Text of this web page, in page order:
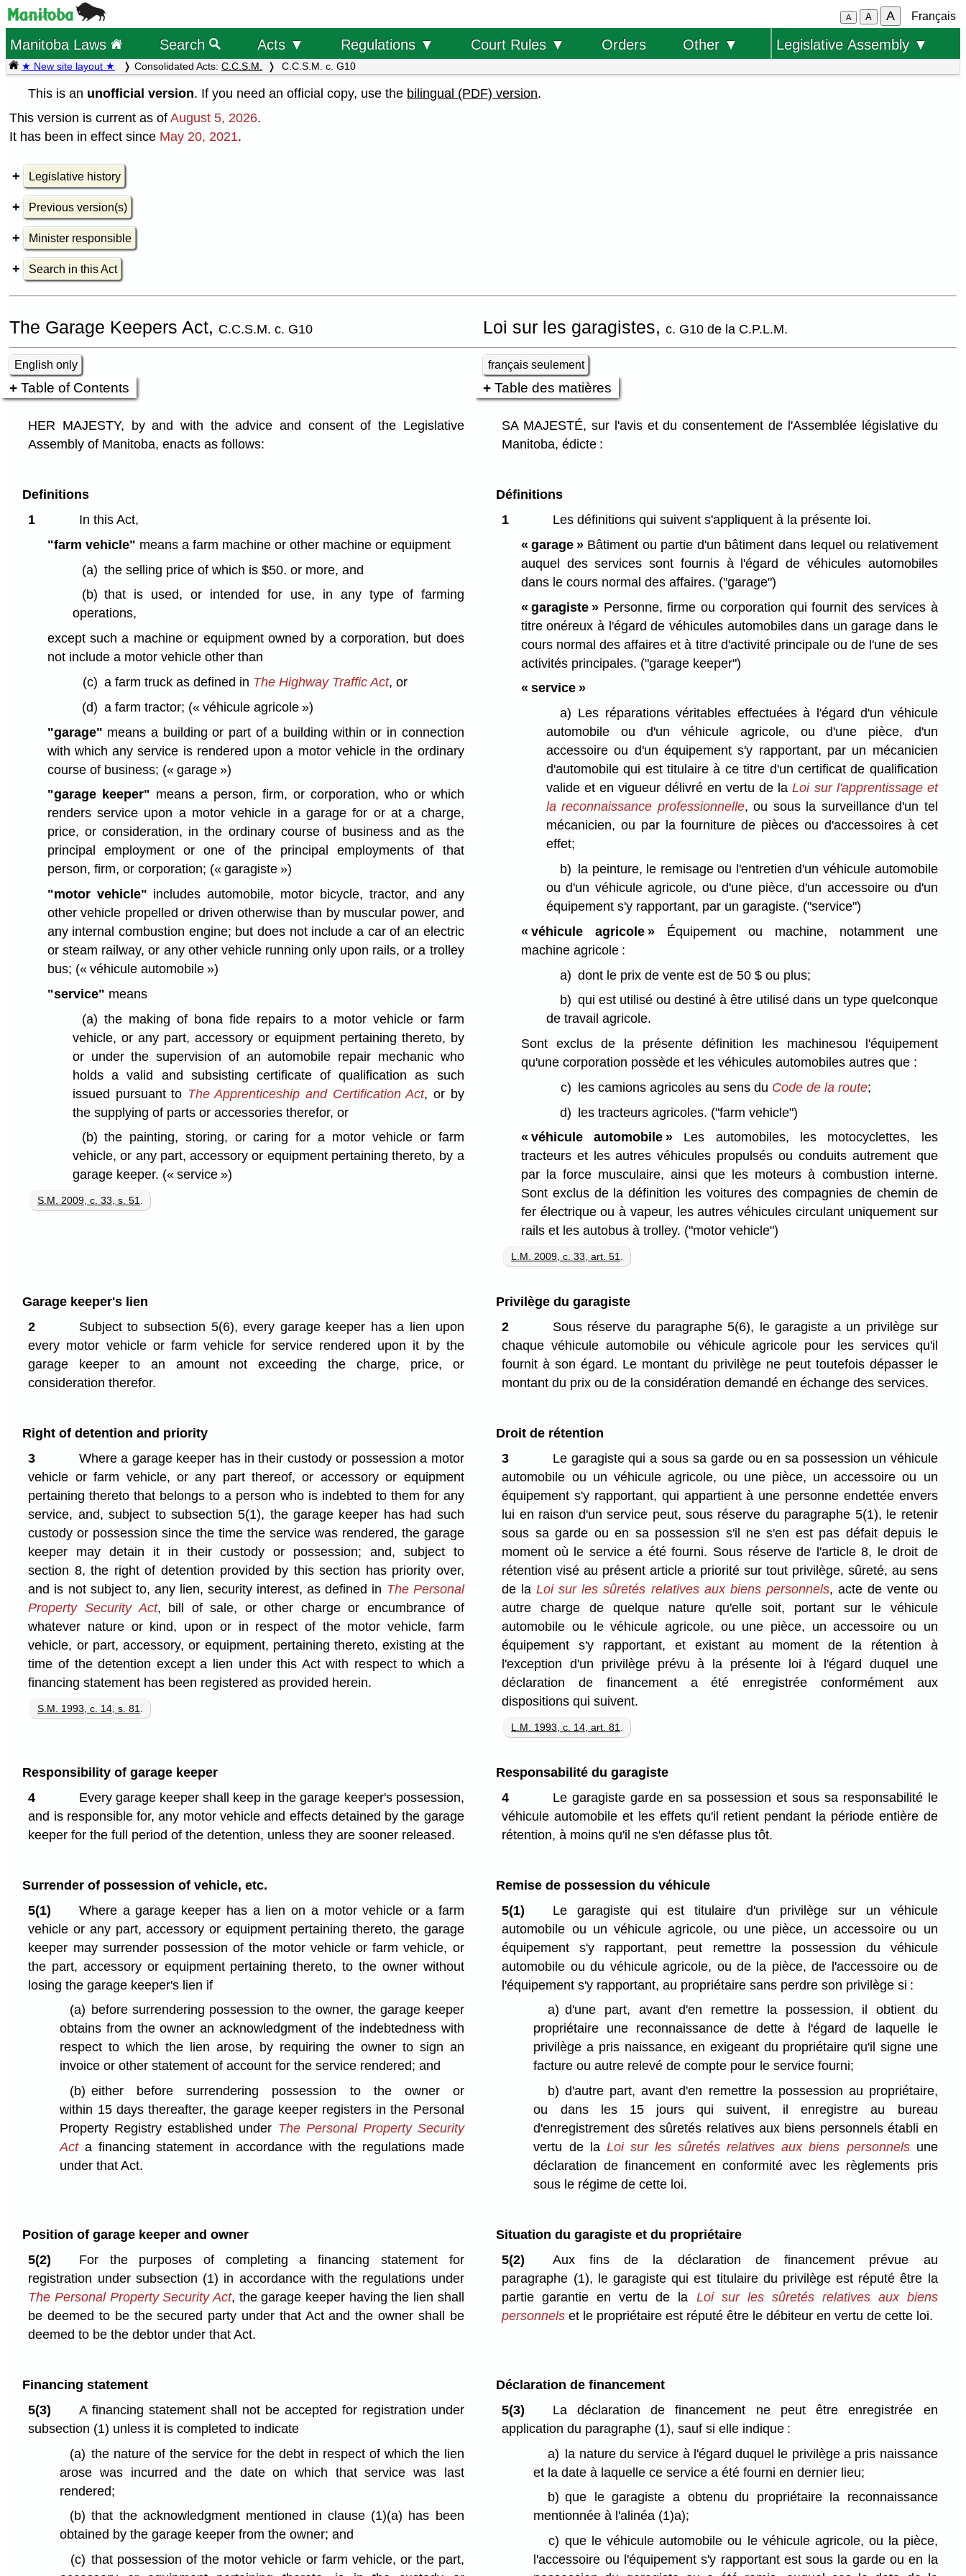
A A A Français
Manitoba Laws Search Acts ▼ Regulations ▼ Court Rules ▼ Orders Other ▼ Legislative Assembly ▼
★ New site layout ★ Consolidated Acts: C.C.S.M. C.C.S.M. c. G10
This is an unofficial version. If you need an official copy, use the bilingual (PDF) version.
This version is current as of August 5, 2026.
It has been in effect since May 20, 2021.
Legislative history
Previous version(s)
Minister responsible
Search in this Act
The Garage Keepers Act, C.C.S.M. c. G10 Loi sur les garagistes, c. G10 de la C.P.L.M.
English only français seulement
Table of Contents Table des matières
HER MAJESTY, by and with the advice and consent of the Legislative
Assembly of Manitoba, enacts as follows:
SA MAJESTÉ, sur l'avis et du consentement de l'Assemblée législative du
Manitoba, édicte :
Definitions
1
In this Act,
"farm vehicle" means a farm machine or other machine or equipment
(a) the selling price of which is $50. or more, and
(b) that is used, or intended for use, in any type of farming
operations,
except such a machine or equipment owned by a corporation, but does
not include a motor vehicle other than
(c) a farm truck as defined in The Highway Traffic Act, or
(d) a farm tractor; (« véhicule agricole »)
"garage" means a building or part of a building within or in connection
with which any service is rendered upon a motor vehicle in the ordinary
course of business; (« garage »)
"garage keeper" means a person, firm, or corporation, who or which
renders service upon a motor vehicle in a garage for or at a charge,
price, or consideration, in the ordinary course of business and as the
principal employment or one of the principal employments of that
person, firm, or corporation; (« garagiste »)
"motor vehicle" includes automobile, motor bicycle, tractor, and any
other vehicle propelled or driven otherwise than by muscular power, and
any internal combustion engine; but does not include a car of an electric
or steam railway, or any other vehicle running only upon rails, or a trolley
bus; (« véhicule automobile »)
"service" means
(a) the making of bona fide repairs to a motor vehicle or farm
vehicle, or any part, accessory or equipment pertaining thereto, by
or under the supervision of an automobile repair mechanic who
holds a valid and subsisting certificate of qualification as such
issued pursuant to The Apprenticeship and Certification Act, or by
the supplying of parts or accessories therefor, or
(b) the painting, storing, or caring for a motor vehicle or farm
vehicle, or any part, accessory or equipment pertaining thereto, by a
garage keeper. (« service »)
S.M. 2009, c. 33, s. 51.
Définitions
1
Les définitions qui suivent s'appliquent à la présente loi.
« garage »Bâtiment ou partie d'un bâtiment dans lequel ou relativement
auquel des services sont fournis à l'égard de véhicules automobiles
dans le cours normal des affaires. ("garage")
« garagiste »Personne, firme ou corporation qui fournit des services à
titre onéreux à l'égard de véhicules automobiles dans un garage dans le
cours normal des affaires et à titre d'activité principale ou de l'une de ses
activités principales. ("garage keeper")
« service »
a) Les réparations véritables effectuées à l'égard d'un véhicule
automobile ou d'un véhicule agricole, ou d'une pièce, d'un
accessoire ou d'un équipement s'y rapportant, par un mécanicien
d'automobile qui est titulaire à ce titre d'un certificat de qualification
valide et en vigueur délivré en vertu de laLoi sur l'apprentissage et
la reconnaissance professionnelle, ou sous la surveillance d'un tel
mécanicien, ou par la fourniture de pièces ou d'accessoires à cet
effet;
b) la peinture, le remisage ou l'entretien d'un véhicule automobile
ou d'un véhicule agricole, ou d'une pièce, d'un accessoire ou d'un
équipement s'y rapportant, par un garagiste. ("service")
« véhicule agricole »Équipement ou machine, notamment une
machine agricole :
a) dont le prix de vente est de 50 $ ou plus;
b) qui est utilisé ou destiné à être utilisé dans un type quelconque
de travail agricole.
Sont exclus de la présente définition les machinesou l'équipement
qu'une corporation possède et les véhicules automobiles autres que :
c) les camions agricoles au sens du Code de la route;
d) les tracteurs agricoles. ("farm vehicle")
« véhicule automobile » Les automobiles, les motocyclettes, les
tracteurs et les autres véhicules propulsés ou conduits autrement que
par la force musculaire, ainsi que les moteurs à combustion interne.
Sont exclus de la définition les voitures des compagnies de chemin de
fer électrique ou à vapeur, les autres véhicules circulant uniquement sur
rails et les autobus à trolley. ("motor vehicle")
L.M. 2009, c. 33, art. 51.
Garage keeper's lien
2
Subject to subsection 5(6), every garage keeper has a lien upon
every motor vehicle or farm vehicle for service rendered upon it by the
garage keeper to an amount not exceeding the charge, price, or
consideration therefor.
Privilège du garagiste
2
Sous réserve du paragraphe 5(6), le garagiste a un privilège sur
chaque véhicule automobile ou véhicule agricole pour les services qu'il
fournit à son égard. Le montant du privilège ne peut toutefois dépasser le
montant du prix ou de la considération demandé en échange des services.
Right of detention and priority
3
Where a garage keeper has in their custody or possession a motor
vehicle or farm vehicle, or any part thereof, or accessory or equipment
pertaining thereto that belongs to a person who is indebted to them for any
service, and, subject to subsection 5(1), the garage keeper has had such
custody or possession since the time the service was rendered, the garage
keeper may detain it in their custody or possession; and, subject to
section 8, the right of detention provided by this section has priority over,
and is not subject to, any lien, security interest, as defined in The Personal
Property Security Act, bill of sale, or other charge or encumbrance of
whatever nature or kind, upon or in respect of the motor vehicle, farm
vehicle, or part, accessory, or equipment, pertaining thereto, existing at the
time of the detention except a lien under this Act with respect to which a
financing statement has been registered as provided herein.
S.M. 1993, c. 14, s. 81
Droit de rétention
3
Le garagiste qui a sous sa garde ou en sa possession un véhicule
automobile ou un véhicule agricole, ou une pièce, un accessoire ou un
équipement s'y rapportant, qui appartient à une personne endettée envers
lui en raison d'un service peut, sous réserve du paragraphe 5(1), le retenir
sous sa garde ou en sa possession s'il ne s'en est pas défait depuis le
moment où le service a été fourni. Sous réserve de l'article 8, le droit de
rétention visé au présent article a priorité sur tout privilège, sûreté, au sens
de laLoi sur les sûretés relatives aux biens personnels, acte de vente ou
autre charge de quelque nature qu'elle soit, portant sur le véhicule
automobile ou le véhicule agricole, ou une pièce, un accessoire ou un
équipement s'y rapportant, et existant au moment de la rétention à
l'exception d'un privilège prévu à la présente loi à l'égard duquel une
déclaration de financement a été enregistrée conformément aux
dispositions qui suivent.
L.M. 1993, c. 14, art. 81
Responsibility of garage keeper
4
Every garage keeper shall keep in the garage keeper's possession,
and is responsible for, any motor vehicle and effects detained by the garage
keeper for the full period of the detention, unless they are sooner released.
Responsabilité du garagiste
4
Le garagiste garde en sa possession et sous sa responsabilité le
véhicule automobile et les effets qu'il retient pendant la période entière de
rétention, à moins qu'il ne s'en défasse plus tôt.
Surrender of possession of vehicle, etc.
5(1)
Where a garage keeper has a lien on a motor vehicle or a farm
vehicle or any part, accessory or equipment pertaining thereto, the garage
keeper may surrender possession of the motor vehicle or farm vehicle, or
the part, accessory or equipment pertaining thereto, to the owner without
losing the garage keeper's lien if
(a) before surrendering possession to the owner, the garage keeper
obtains from the owner an acknowledgment of the indebtedness with
respect to which the lien arose, by requiring the owner to sign an
invoice or other statement of account for the service rendered; and
(b) either before surrendering possession to the owner or
within 15 days thereafter, the garage keeper registers in the Personal
Property Registry established under The Personal Property Security
Acta financing statement in accordance with the regulations made
under that Act.
Remise de possession du véhicule
5(1)
Le garagiste qui est titulaire d'un privilège sur un véhicule
automobile ou un véhicule agricole, ou une pièce, un accessoire ou un
équipement s'y rapportant, peut remettre la possession du véhicule
automobile ou du véhicule agricole, ou de la pièce, de l'accessoire ou de
l'équipement s'y rapportant, au propriétaire sans perdre son privilège si :
a) d'une part, avant d'en remettre la possession, il obtient du
propriétaire une reconnaissance de dette à l'égard de laquelle le
privilège a pris naissance, en exigeant du propriétaire qu'il signe une
facture ou autre relevé de compte pour le service fourni;
b) d'autre part, avant d'en remettre la possession au propriétaire,
ou dans les 15 jours qui suivent, il enregistre au bureau
d'enregistrement des sûretés relatives aux biens personnels établi en
vertu de la Loi sur les sûretés relatives aux biens personnelsune
déclaration de financement en conformité avec les règlements pris
sous le régime de cette loi.
Position of garage keeper and owner
5(2)
For the purposes of completing a financing statement for
registration under subsection (1) in accordance with the regulations under
The Personal Property Security Act, the garage keeper having the lien shall
be deemed to be the secured party under that Act and the owner shall be
deemed to be the debtor under that Act.
Situation du garagiste et du propriétaire
5(2)
Aux fins de la déclaration de financement prévue au
paragraphe (1), le garagiste qui est titulaire du privilège est réputé être la
partie garantie en vertu de la Loi sur les sûretés relatives aux biens
personnels et le propriétaire est réputé être le débiteur en vertu de cette loi.
Financing statement
5(3)
A financing statement shall not be accepted for registration under
subsection (1) unless it is completed to indicate
(a) the nature of the service for the debt in respect of which the lien
arose was incurred and the date on which that service was last
rendered;
(b) that the acknowledgment mentioned in clause (1)⁠(a) has been
obtained by the garage keeper from the owner; and
(c) that possession of the motor vehicle or farm vehicle, or the part,
Déclaration de financement
5(3)
La déclaration de financement ne peut être enregistrée en
application du paragraphe (1), sauf si elle indique :
a) la nature du service à l'égard duquel le privilège a pris naissance
et la date à laquelle ce service a été fourni en dernier lieu;
b) que le garagiste a obtenu du propriétaire la reconnaissance
mentionnée à l'alinéa (1)a);
c) que le véhicule automobile ou le véhicule agricole, ou la pièce,
l'accessoire ou l'équipement s'y rapportant est sous la garde ou en la